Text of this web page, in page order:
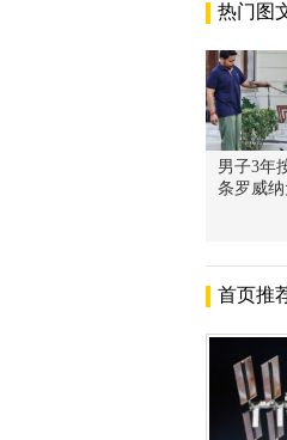
热门图
男子3年
条罗威
首页推